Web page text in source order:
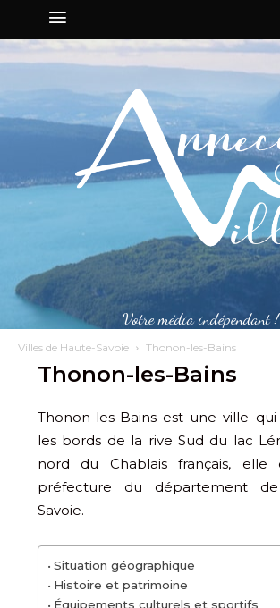
Votre média indépendant !
Villes de Haute-Savoie Thonon-les-Bains
Thonon-les-Bains
Thonon-les-Bains est une ville
les bords de la rive Sud du lac
nord du Chablais français, elle
préfecture du département
Savoie.
Situation géographique
Histoire et patrimoine
Équipements culturels et sportifs